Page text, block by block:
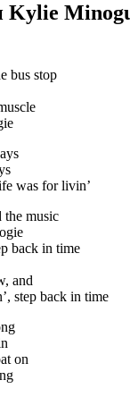
Kylie
bus stop
was for livin’
the music
back in time
and
step back in time
on